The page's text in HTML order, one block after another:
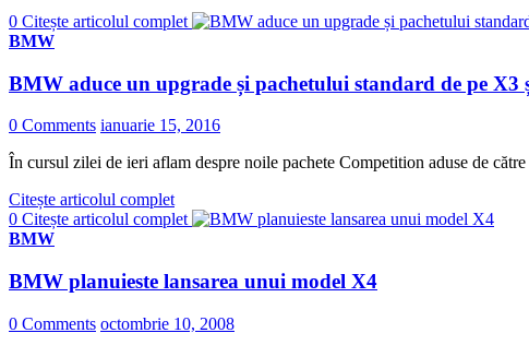
0 Citește articolul complet
BMW
BMW aduce un upgrade și pachetului standard de pe X3
0 Comments ianuarie 15, 2016
În cursul zilei de ieri aflam despre noile pachete Competition aduse de
Citește articolul complet
0 Citește articolul complet
BMW
BMW planuieste lansarea unui model X4
0 Comments octombrie 10, 2008